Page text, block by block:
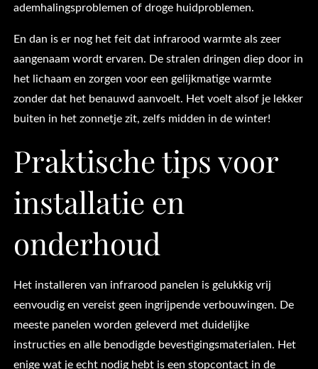
ademhalingsproblemen of droge huidproblemen.
En dan is er nog het feit dat infrarood warmte als zeer
aangenaam wordt ervaren. De stralen dringen diep door in
het lichaam en zorgen voor een gelijkmatige warmte
zonder dat het benauwd aanvoelt. Het voelt alsof je lekker
buiten in het zonnetje zit, zelfs midden in de winter!
Praktische tips voor
installatie en
onderhoud
Het installeren van infrarood panelen is gelukkig vrij
eenvoudig en vereist geen ingrijpende verbouwingen. De
meeste panelen worden geleverd met duidelijke
instructies en alle benodigde bevestigingsmaterialen. Het
enige wat je echt nodig hebt is een stopcontact in de